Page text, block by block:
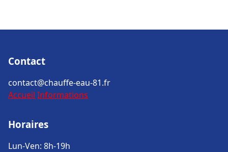
Contact
contact@chauffe-eau-81.fr
Accueil Informations
Horaires
Lun-Ven: 8h-19h